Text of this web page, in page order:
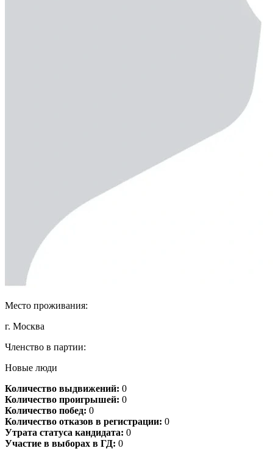
Место проживания:
г. Москва
Членство в партии:
Новые люди
Количество выдвижений: 0
Количество проигрышей: 0
Количество побед: 0
Количество отказов в регистрации: 0
Утрата статуса кандидата: 0
Участие в выборах в ГД: 0